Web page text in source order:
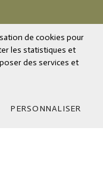
psychoéducatifs
de cookies pour
les statistiques et
des services et
PERSONNALISER